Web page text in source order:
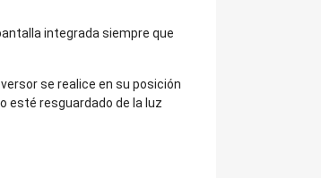
integrada siempre que
se realice en su posición
esté resguardado de la luz